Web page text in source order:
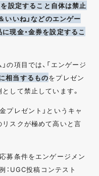
を設定すること自体は禁止
いいね」などのエンゲー
現金・金券を設定するこ
の項目では、「エンゲージ
相当するものをプレゼン
して禁止しています。
プレゼント」というキャ
リスクが極めて高いと言
募条件をエンゲージメン
：UGC投稿コンテスト